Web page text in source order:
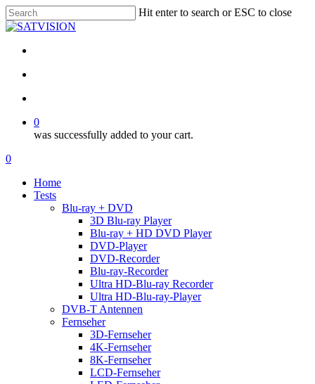
Skip
to
content
Hit enter to search or ESC to close
Close
0
was successfully added to your cart.
Menu
search
account
0
Home
Tests
Blu-ray + DVD
3D Blu-ray Player
Blu-ray + HD DVD Player
DVD-Player
DVD-Recorder
Blu-ray-Recorder
Ultra HD-Blu-ray Recorder
Ultra HD-Blu-ray-Player
DVB-T Antennen
Fernseher
3D-Fernseher
4K-Fernseher
8K-Fernseher
LCD-Fernseher